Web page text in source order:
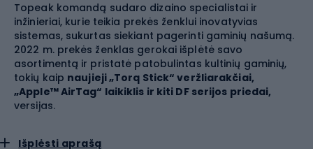
Topeak komandą sudaro dizaino specialistai ir
inžinieriai, kurie teikia prekės ženklui inovatyvias
sistemas, sukurtas siekiant pagerinti gaminių našumą.
2022 m. prekės ženklas gerokai išplėtė savo
asortimentą ir pristatė patobulintas kultinių gaminių,
tokių kaip naujieji „Torq Stick“ veržliarakčiai,
„Apple™ AirTag“ laikiklis ir kiti DF serijos priedai,
versijas.
Išplėsti aprašą